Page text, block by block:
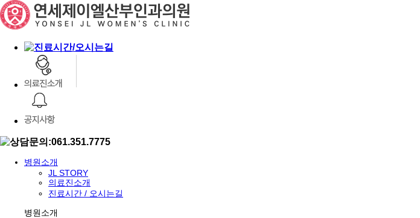
병원소개
JL STORY
의료진소개
진료시간 / 오시는길
병원소개